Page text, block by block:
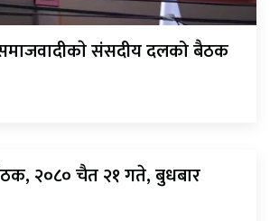
संसदीय दलको बैठक
२०८० चैत २१ गते, बुधबार